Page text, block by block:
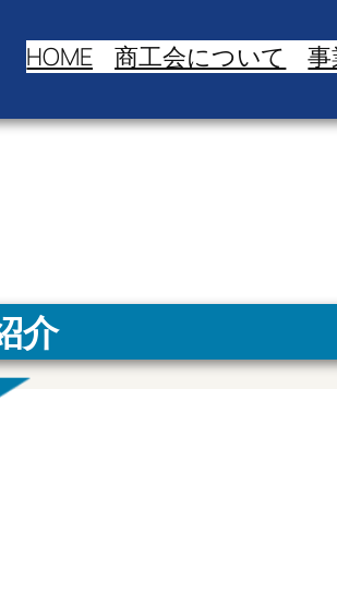
HOME 商工会について
介